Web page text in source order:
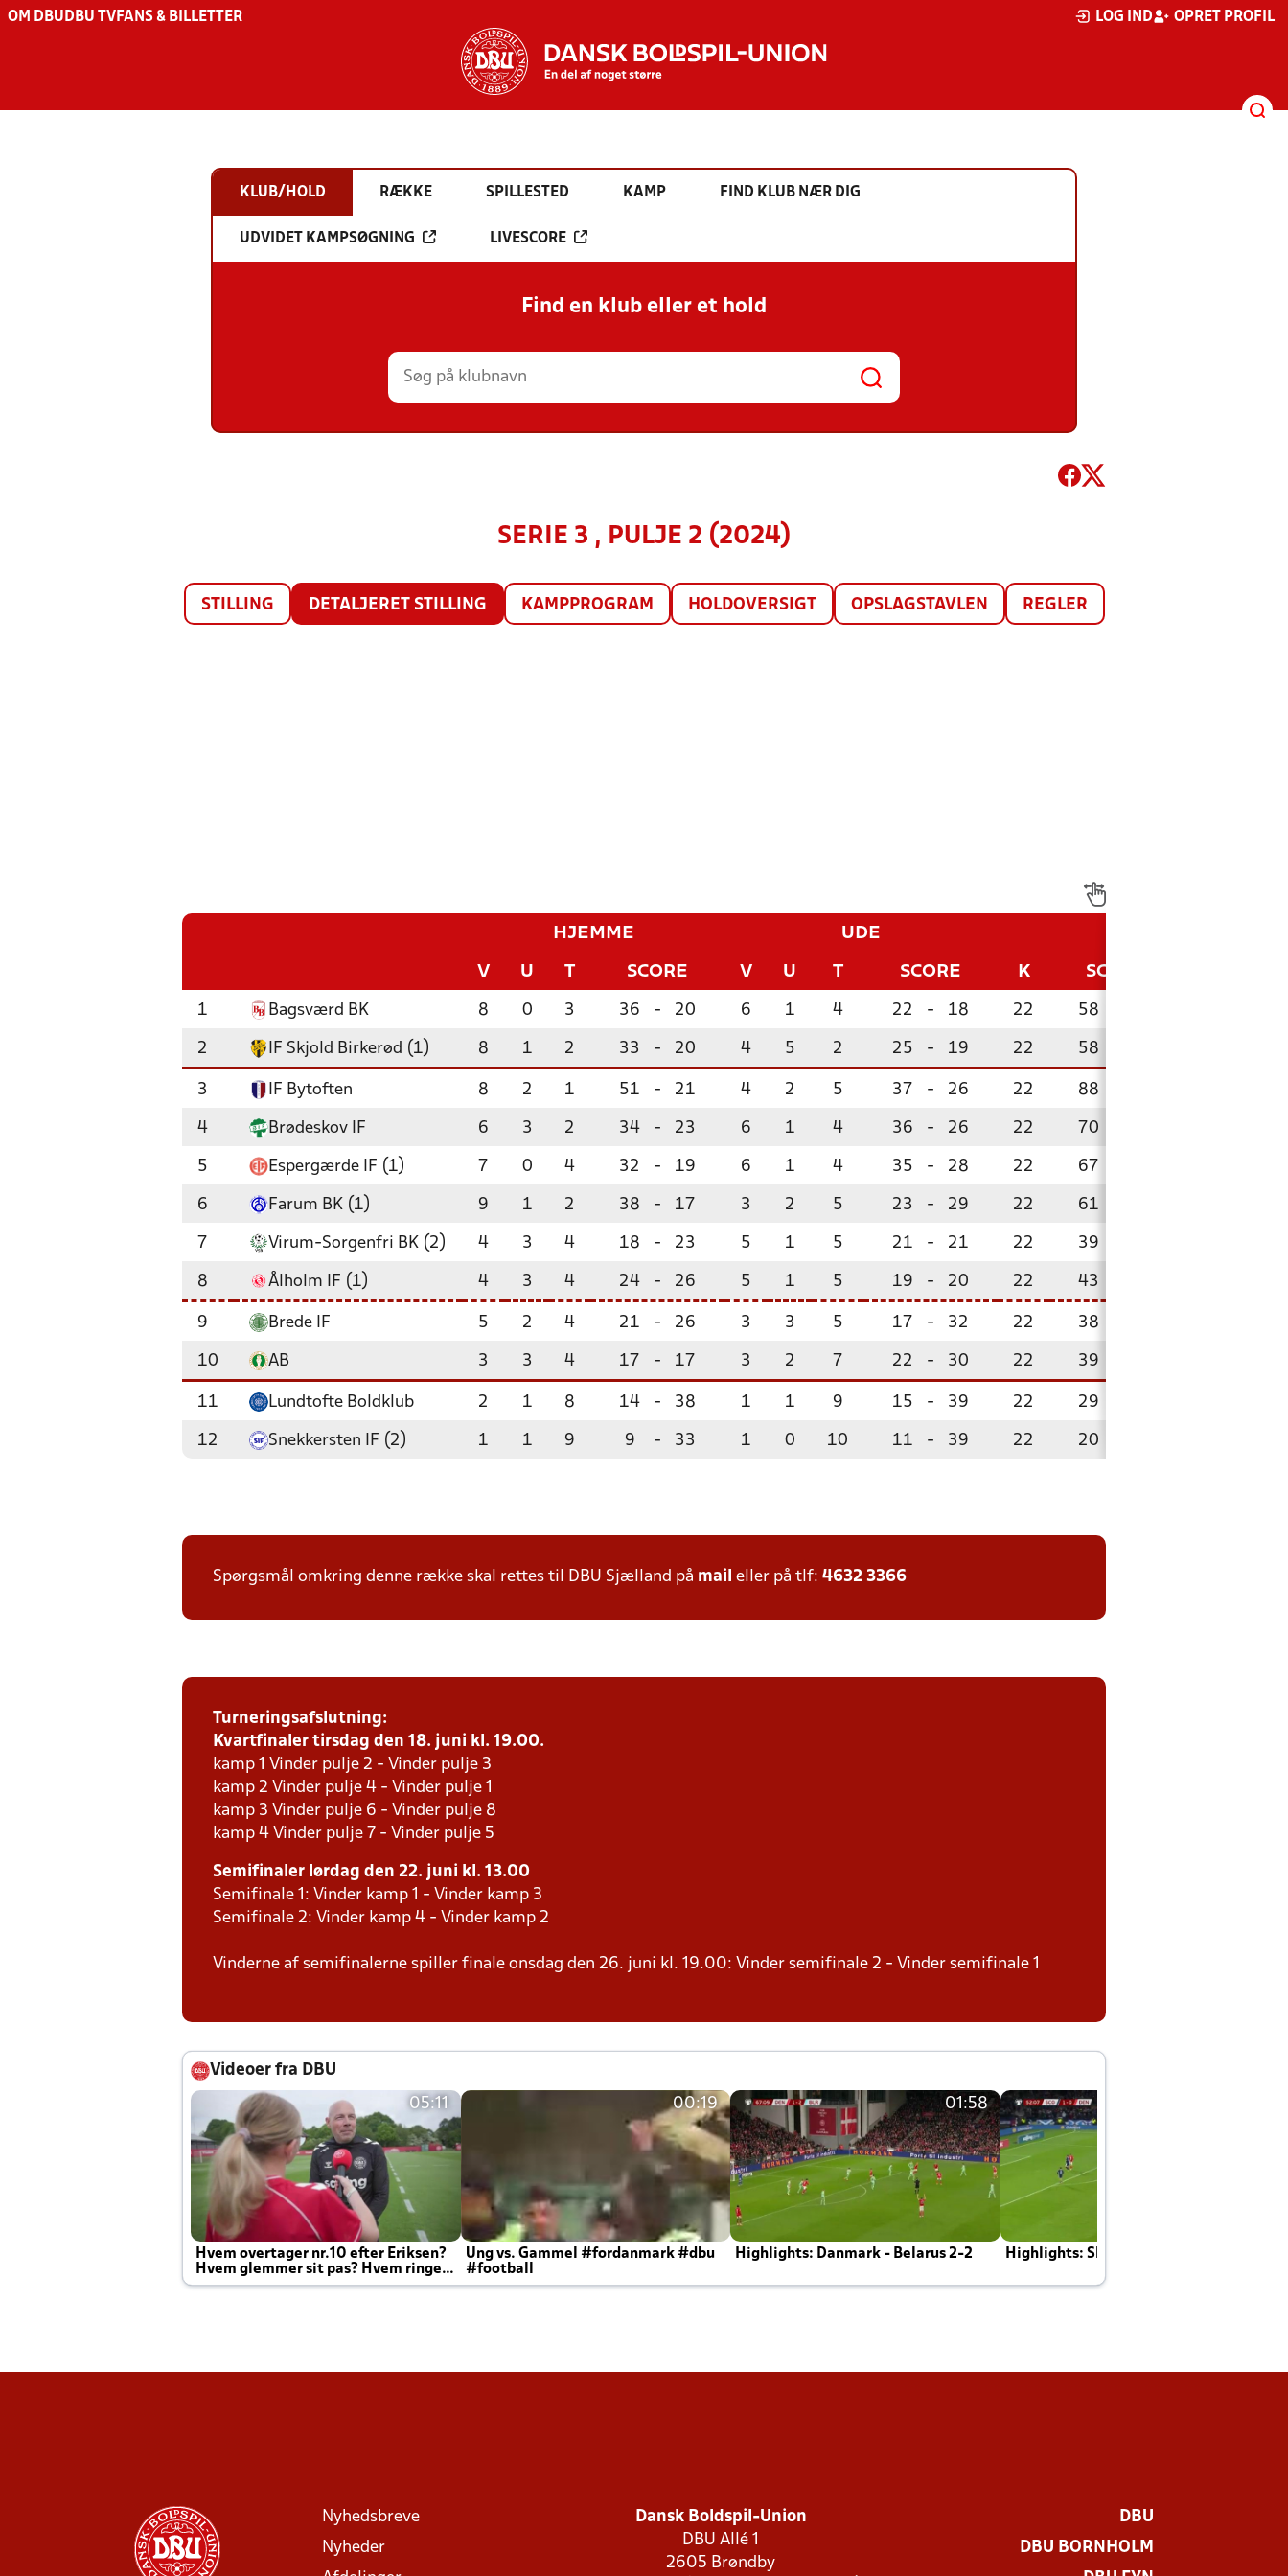
OM DBU DBU TV FANS & BILLETTER LOG IND OPRET PROFIL
KLUB/HOLD RÆKKE SPILLESTED KAMP FIND KLUB NÆR DIG
UDVIDET KAMPSØGNING LIVESCORE
Find en klub eller et hold
SERIE 3 , PULJE 2 (2024)
STILLING DETALJERET STILLING KAMPPROGRAM HOLDOVERSIGT OPSLAGSTAVLEN REGLER
HJEMME UDE
V U T SCORE V U T SCORE K SCORE
1 Bagsværd BK 8 0 3 36 - 20 6 1 4 22 - 18 22 58
2 IF Skjold Birkerød (1) 8 1 2 33 - 20 4 5 2 25 - 19 22 58
3 IF Bytoften 8 2 1 51 - 21 4 2 5 37 - 26 22 88
4 Brødeskov IF 6 3 2 34 - 23 6 1 4 36 - 26 22 70
5 Espergærde IF (1) 7 0 4 32 - 19 6 1 4 35 - 28 22 67
6 Farum BK (1) 9 1 2 38 - 17 3 2 5 23 - 29 22 61
7 Virum-Sorgenfri BK (2) 4 3 4 18 - 23 5 1 5 21 - 21 22 39
8 Ålholm IF (1) 4 3 4 24 - 26 5 1 5 19 - 20 22 43
9 Brede IF 5 2 4 21 - 26 3 3 5 17 - 32 22 38
10 AB 3 3 4 17 - 17 3 2 7 22 - 30 22 39
11 Lundtofte Boldklub 2 1 8 14 - 38 1 1 9 15 - 39 22 29
12 Snekkersten IF (2) 1 1 9 9 - 33 1 0 10 11 - 39 22 20
Spørgsmål omkring denne række skal rettes til DBU Sjælland på mail eller på tlf: 4632 3366
Turneringsafslutning:
Kvartfinaler tirsdag den 18. juni kl. 19.00.
kamp 1 Vinder pulje 2 - Vinder pulje 3
kamp 2 Vinder pulje 4 - Vinder pulje 1
kamp 3 Vinder pulje 6 - Vinder pulje 8
kamp 4 Vinder pulje 7 - Vinder pulje 5
Semifinaler lørdag den 22. juni kl. 13.00
Semifinale 1: Vinder kamp 1 - Vinder kamp 3
Semifinale 2: Vinder kamp 4 - Vinder kamp 2
Vinderne af semifinalerne spiller finale onsdag den 26. juni kl. 19.00: Vinder semifinale 2 - Vinder semifinale 1
Videoer fra DBU
05:11
Hvem overtager nr.10 efter Eriksen?
Hvem glemmer sit pas? Hvem ringer
Joachim altid til efter kampe?
00:19
Ung vs. Gammel #fordanmark #dbu
#football
01:58
Highlights: Danmark - Belarus 2-2 Highlights: Skotland - Danmark 4-2
Nyhedsbreve
Nyheder
Dansk Boldspil-Union
DBU Allé 1
2605 Brøndby
DBU
DBU BORNHOLM